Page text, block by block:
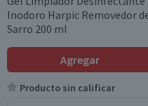
Inodoro Harpic Removedor
Sarro 200 ml
Agregar
Producto sin calificar